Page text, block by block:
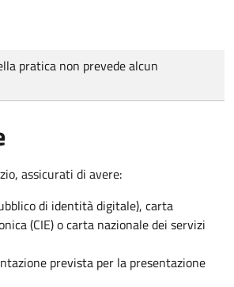
pratica non prevede alcun
assicurati di avere:
di identità digitale), carta
(CIE) o carta nazionale dei servizi
prevista per la presentazione